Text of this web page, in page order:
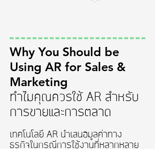
Why You Should be
Using AR for Sales &
Marketing
ทำไมคุณควรใช้ AR สำหรับ
การขายและการตลาด
เทคโนโลยี AR นำเสนอมูลค่าทาง
ธุรกิจในกรณีการใช้งานที่หลากหลาย